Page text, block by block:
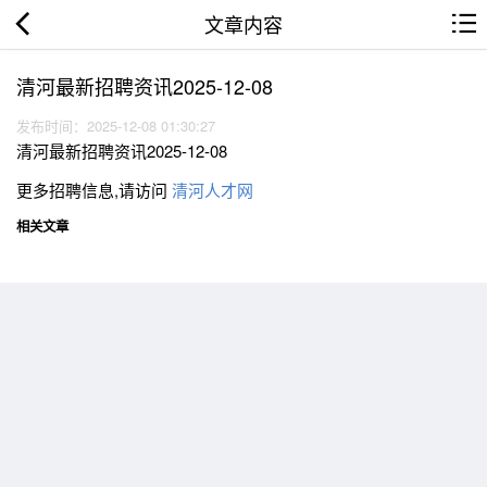
文章内容
清河最新招聘资讯2025-12-08
发布时间：2025-12-08 01:30:27
清河最新招聘资讯2025-12-08
更多招聘信息,请访问 清河人才网
相关文章